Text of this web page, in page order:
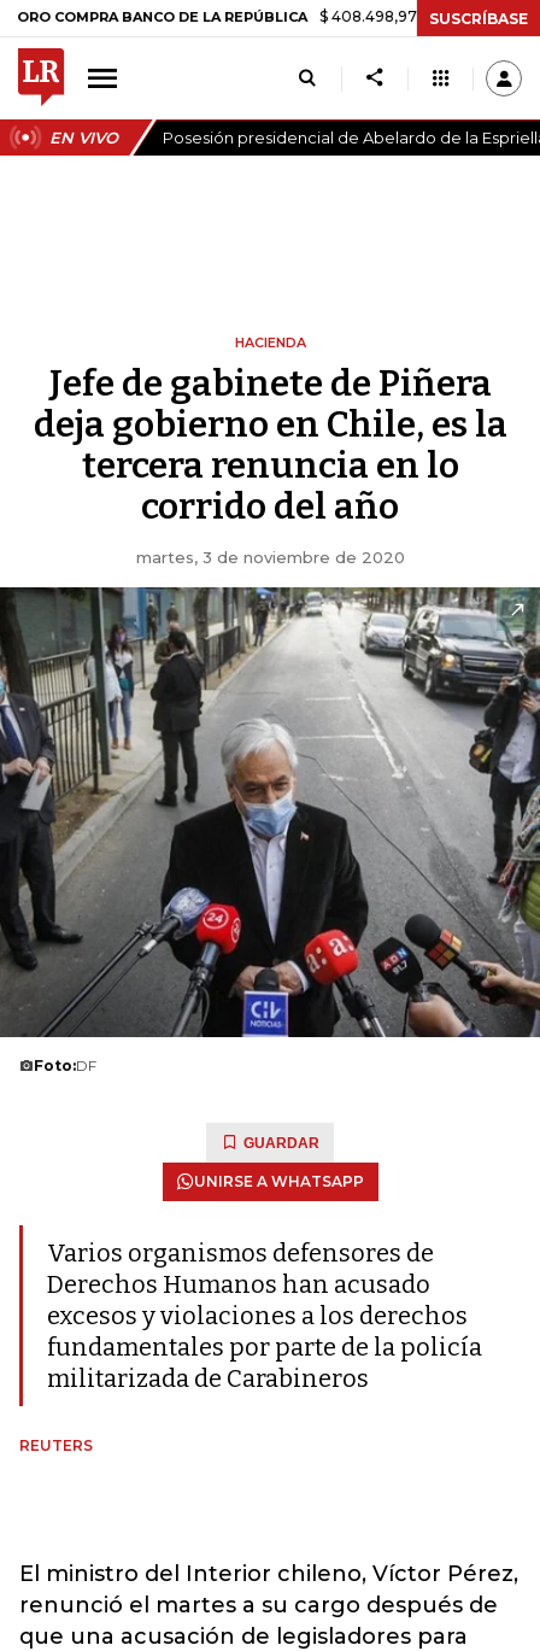
BANCO DE LA REPÚBLICA $ 408.498,97 +$ 8.753,81 +2,19%
SUSCRÍBASE
EN VIVO Posesión presidencial de Abelardo de la
HACIENDA
Jefe de gabinete de Piñera
deja gobierno en Chile, es la
tercera renuncia en lo
corrido del año
martes, 3 de noviembre de 2020
Foto:DF
GUARDAR
UNIRSE A WHATSAPP
Varios organismos defensores de
Derechos Humanos han acusado
excesos y violaciones a los derechos
fundamentales por parte de la policía
militarizada de Carabineros
REUTERS
El ministro del Interior chileno, Víctor Pérez,
renunció el martes a su cargo después de
que una acusación de legisladores para